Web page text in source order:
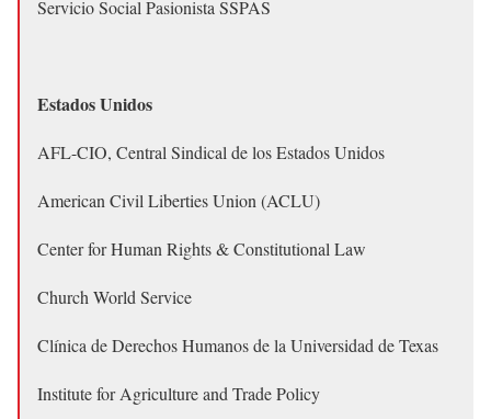
Servicio Social Pasionista SSPAS
Estados Unidos
AFL-CIO, Central Sindical de los Estados Unidos
American Civil Liberties Union (ACLU)
Center for Human Rights & Constitutional Law
Church World Service
Clínica de Derechos Humanos de la Universidad de Texas
Institute for Agriculture and Trade Policy